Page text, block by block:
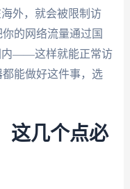
外，就会被限制访
的网络流量通过国
内——这样就能正常访
能做好这件事，选
这几个点必